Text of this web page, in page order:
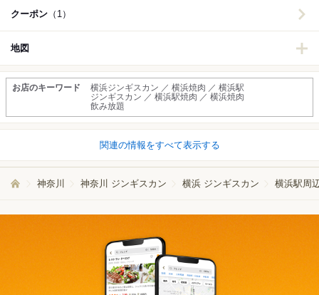
クーポン （1）
地図
お店のキーワード
横浜ジンギスカン ／ 横浜焼肉 ／ 横浜駅
ジンギスカン ／ 横浜駅焼肉 ／ 横浜焼肉
飲み放題
関連の情報をすべて表示する
神奈川 神奈川 ジンギスカン 横浜 ジンギスカン 横浜駅周